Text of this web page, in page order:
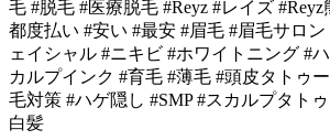
毛 #脱毛 #医療脱毛 #Reyz #レイズ
都度払い #安い #最安 #眉毛 #眉毛サロ
ェイシャル #ニキビ #ホワイトニング #
カルプインク #育毛 #薄毛 #頭皮タトゥ
毛対策 #ハゲ隠し #SMP #スカルプタト
白髪